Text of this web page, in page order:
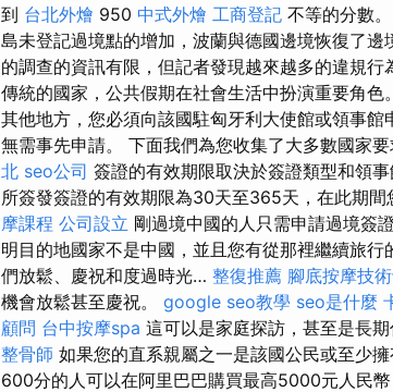
到 台北外燴 950 中式外燴 工商登記 不等的分數
島未登記過境點的增加，波蘭與德國邊境恢復了邊
的調查的資訊有限，但記者發現越來越多的違規行
傳統的國家，公共假期在社會生活中扮演重要角
其他地方，您必須向該國駐匈牙利大使館或領事
無需事先申請。 下面我們為您收集了大多數國家
北 seo公司 簽證的有效期限取決於簽證類型和領事
所簽發簽證的有效期限為30天至365天，在此期
摩課程 公司設立 剛過境中國的人只需申請過境簽
明目的地國家不是中國，並且您有從那裡繼續旅
們放鬆、慶祝和度過時光… 整復推薦 腳底按摩技
機會放鬆甚至慶祝。 google seo教學 seo是什麼
顧問 台中按摩spa 這可以是家庭探訪，甚至是長期
整骨師 如果您的直系親屬之一是該國公民或至少
600分的人可以在阿里巴巴購買最高5000元人民